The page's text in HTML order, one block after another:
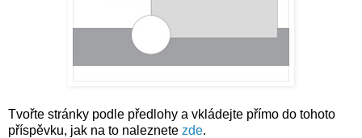
Tvořte stránky podle předlohy a vkládejte přímo do tohoto
příspěvku, jak na to naleznete zde.